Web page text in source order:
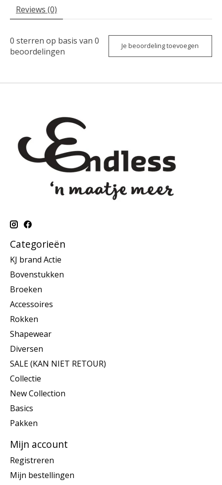
Reviews (0)
0 sterren op basis van 0
beoordelingen
Je beoordeling toevoegen
Categorieën
KJ brand Actie
Bovenstukken
Broeken
Accessoires
Rokken
Shapewear
Diversen
SALE (KAN NIET RETOUR)
Collectie
New Collection
Basics
Pakken
Mijn account
Registreren
Mijn bestellingen